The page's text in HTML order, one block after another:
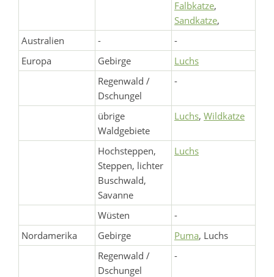
Falbkatze,
Sandkatze,
Australien
-
-
Europa
Gebirge
Luchs
Regenwald /
Dschungel
-
übrige
Waldgebiete
Luchs, Wildkatze
Hochsteppen,
Steppen, lichter
Buschwald,
Savanne
Luchs
Wüsten
-
Nordamerika
Gebirge Puma, Luchs
Regenwald /
Dschungel
-